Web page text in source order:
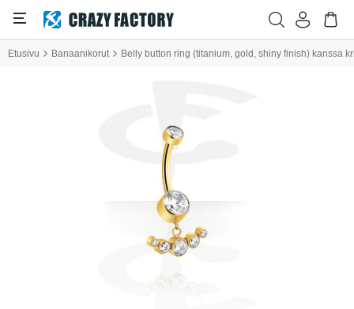
Etusivu Banaanikorut Belly button ring (titanium, gold, shiny finish) kanssa